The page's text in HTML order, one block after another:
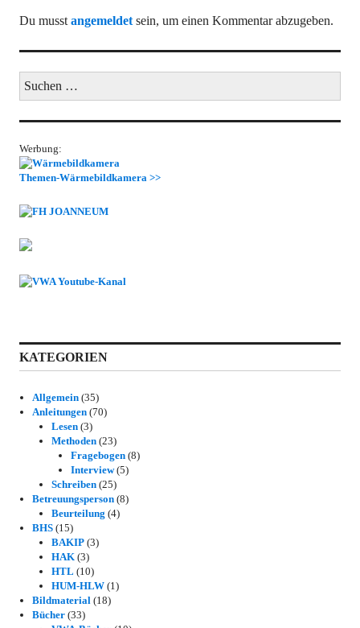
Du musst angemeldet sein, um einen Kommentar abzugeben.
nach:
Werbung:
Themen-Wärmebildkamera >>
KATEGORIEN
Allgemein (35)
Anleitungen (70)
Lesen (3)
Methoden (23)
Fragebogen (8)
Interview(5)
Schreiben (25)
Betreuungsperson (8)
Beurteilung (4)
BHS (15)
BAKIP (3)
HAK (3)
HTL (10)
HUM-HLW (1)
Bildmaterial (18)
Bücher (33)